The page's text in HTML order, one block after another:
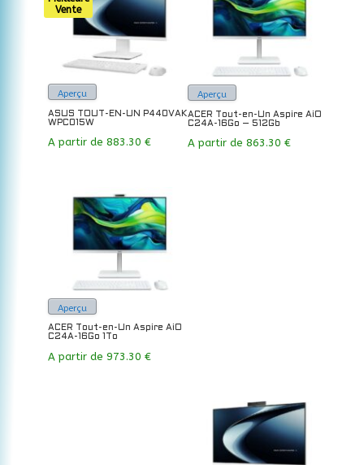
Aperçu
ACER Tout-en-Un Aspire AiO
C24A-16Go – 512Gb
A partir de863.30€
Aperçu
Vente
ASUS TOUT-EN-UN P440VAK
WPC015W
A partir de883.30€
Aperçu
ACER Tout-en-Un Aspire AiO
C24A-16Go 1To
A partir de973.30€